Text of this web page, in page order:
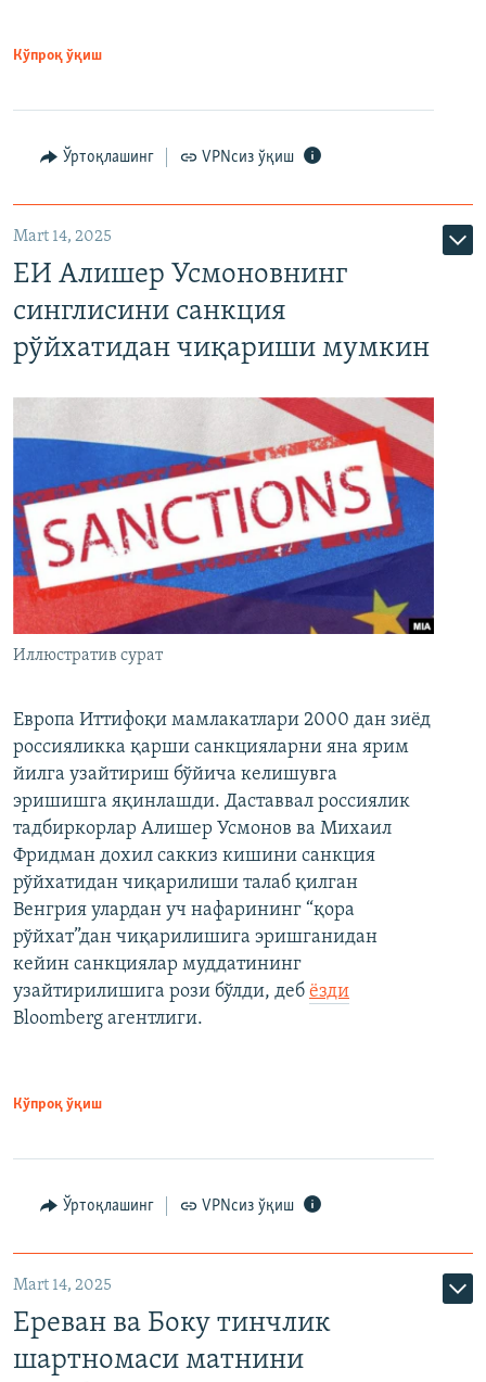
Кўпроқ ўқиш
Ўртоқлашинг VPNсиз ўқиш
Mart 14, 2025
ЕИ Алишер Усмоновнинг
синглисини санкция
рўйхатидан чиқариши мумкин
Иллюстратив сурат
Европа Иттифоқи мамлакатлари 2000 дан зиёд
россияликка қарши санкцияларни яна ярим
йилга узайтириш бўйича келишувга
эришишга яқинлашди. Даставвал россиялик
тадбиркорлар Алишер Усмонов ва Михаил
Фридман дохил саккиз кишини санкция
рўйхатидан чиқарилиши талаб қилган
Венгрия улардан уч нафарининг “қора
рўйхат”дан чиқарилишига эришганидан
кейин санкциялар муддатининг
узайтирилишига рози бўлди, деб ёзди
Bloomberg агентлиги.
Кўпроқ ўқиш
Ўртоқлашинг VPNсиз ўқиш
Mart 14, 2025
Ереван ва Боку тинчлик
шартномаси матнини